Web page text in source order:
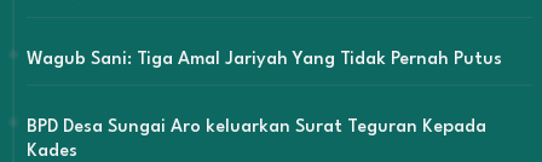
Wagub Sani: Tiga Amal Jariyah Yang Tidak Pernah Putus
BPD Desa Sungai Aro keluarkan Surat Teguran Kepada
Kades